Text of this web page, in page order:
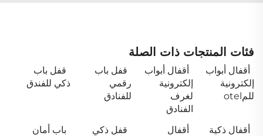
فئات المنتجات ذات الصلة
أقفال أبواب
إلكترونية
للمotel
أقفال أبواب
إلكترونية
لغرف
الفنادق
قفل باب
رقمي
للفنادق
قفل باب
ذكي للفندق
أقفال ذكية
أقفال
قفل ذكي
باب أمان